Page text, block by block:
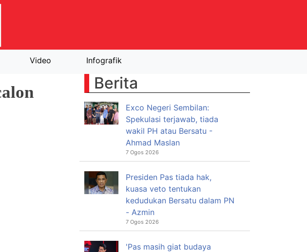
Video Infografik
Berita
Exco Negeri Sembilan:
Spekulasi terjawab, tiada
wakil PH atau Bersatu -
Ahmad Maslan
7 Ogos 2026
Presiden Pas tiada hak,
kuasa veto tentukan
kedudukan Bersatu dalam PN
- Azmin
7 Ogos 2026
'Pas masih giat budaya